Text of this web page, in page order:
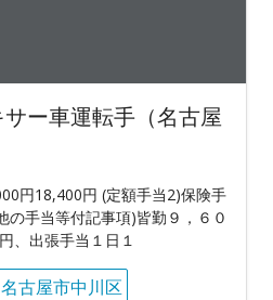
ー車運転手（名古屋
円18,400円 (定額手当2)保険手
の手当等付記事項)皆勤９，６０
、出張手当１日１
名古屋市中川区